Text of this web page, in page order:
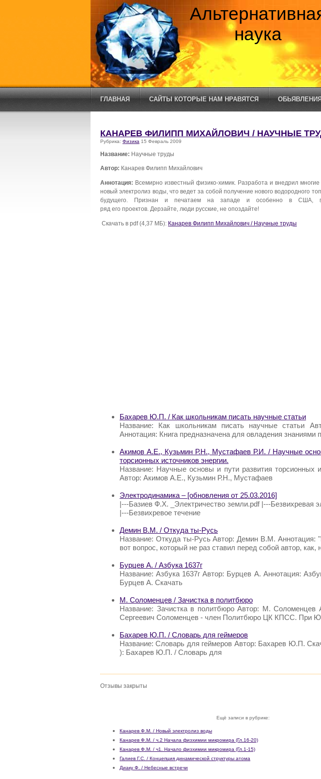
наука
ГЛАВНАЯ САЙТЫ КОТОРЫЕ НАМ НРАВЯТСЯ ОБЬЯВЛЕНИЯ
КАНАРЕВ ФИЛИПП МИХАЙЛОВИЧ / НАУЧНЫЕ
Рубрика: Физика 15 Февраль 2009
Название: Научные труды
Автор: Канарев Филипп Михайлович
Аннотация: Всемирно известный физико-химик. Разработа и внедрил многие
новый электролиз воды, что ведет за собой получение нового водородного
будущего. Признан и печатаем на западе и особенно в США,
ряд его проектов. Дерзайте, люди русские, не опоздайте!
Скачать в pdf (4,37 МБ): Канарев Филипп Михайлович / Научные труды
Бахарев Ю.П. / Как школьникам писать научные статьи
Название: Как школьникам писать научные статьи
Аннотация: Книга предназначена для овладения знаниями
Акимов А.Е., Кузьмин Р.Н., Мустафаев Р.И. / Научные
торсионных источников энергии.
Название: Научные основы и пути развития торсионных
Автор: Акимов А.Е., Кузьмин Р.Н., Мустафаев
Электродинамика – [обновления от 25.03.2016]
|---Базиев Ф.Х. _Электричество земли.pdf |---Безвихревая
|---Безвихревое течение
Демин В.М. / Откуда ты-Русь
Название: Откуда ты-Русь Автор: Демин В.М. Аннотация:
вот вопрос, который не раз ставил перед собой автор, как,
Бурцев А. / Азбука 1637г
Название: Азбука 1637г Автор: Бурцев А. Аннотация:
Бурцев А. Скачать
М. Соломенцев / Зачистка в политбюро
Название: Зачистка в политбюро Автор: М. Соломенцев
Сергеевич Соломенцев - член Политбюро ЦК КПСС. При
Бахарев Ю.П. / Словарь для геймеров
Название: Словарь для геймеров Автор: Бахарев Ю.П.
): Бахарев Ю.П. / Словарь для
Отзывы закрыты
Ещё записи в рубрике:
Канарев Ф.М. / Новый электролиз воды
Канарев Ф.М. / ч.2 Начала физхимии микромира (Гл.16-20)
Канарев Ф.М. / ч1. Начало физхимии микромира (Гл.1-15)
Галиев Г.С. / Концепция динамической структуры атома
Диаку Ф. / Небесные встречи